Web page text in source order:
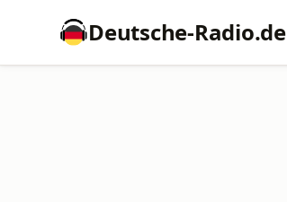
Deutsche-Radio.de